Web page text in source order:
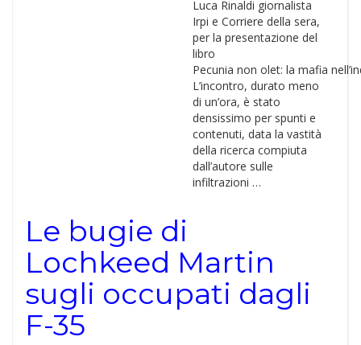
Luca Rinaldi giornalista
Irpi e Corriere della sera,
per la presentazione del
libro
Pecunia non olet: la mafia
L’incontro, durato meno
di un’ora, è stato
densissimo per spunti e
contenuti, data la vastità
della ricerca compiuta
dall’autore sulle
infiltrazioni …
Le bugie di
Lochkeed Martin
sugli occupati dagli
F-35